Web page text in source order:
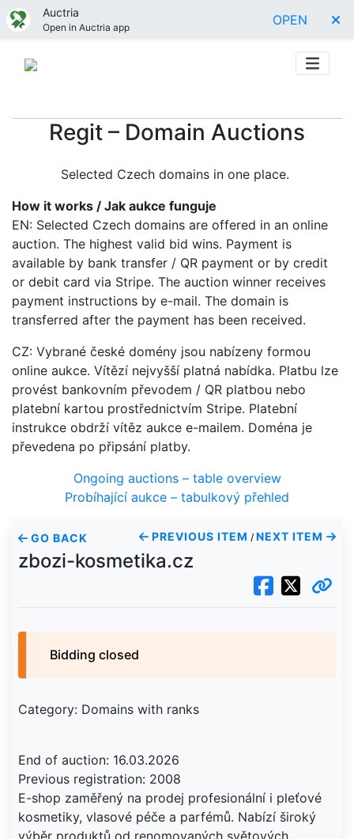
Auctria
Open in Auctria app OPEN
Regit – Domain Auctions
Selected Czech domains in one place.
How it works / Jak aukce funguje
EN: Selected Czech domains are offered in an online
auction. The highest valid bid wins. Payment is
available by bank transfer / QR payment or by credit
or debit card via Stripe. The auction winner receives
payment instructions by e-mail. The domain is
transferred after the payment has been received.
CZ: Vybrané české domény jsou nabízeny formou
online aukce. Vítězí nejvyšší platná nabídka. Platbu lze
provést bankovním převodem / QR platbou nebo
platební kartou prostřednictvím Stripe. Platební
instrukce obdrží vítěz aukce e-mailem. Doména je
převedena po připsání platby.
Ongoing auctions – table overview
Probíhající aukce – tabulkový přehled
GO BACK PREVIOUS ITEM / NEXT ITEM
zbozi-kosmetika.cz
Bidding closed
Category: Domains with ranks
End of auction: 16.03.2026
Previous registration: 2008
E-shop zaměřený na prodej profesionální i pleťové
kosmetiky, vlasové péče a parfémů. Nabízí široký
výběr produktů od renomovaných světových